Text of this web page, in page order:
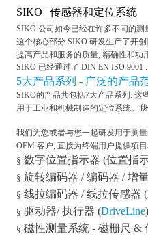
SIKO | 传感器和定位系统
SIKO 公司如今已经在许多不同的测
这个核心部分 SIKO 研发生产了开
提高产品和服务的质量, 精确性和功
SIKO 已经通过了 DIN EN ISO 9001
5大产品系列 - 广泛的产品
SIKO的产品共包括7大产品系列 : 这
用于工业和机械制造的定位系统。
我们为您或者与您一起研发用于测
OEM 客户, 直接为终端用户提供项
§ 数字位置指示器 (位置指
§ 旋转编码器 /编码器 /增
§ 线拉编码器 /线拉传感器 (
§ 驱动器/执行器 (DriveLine)
§ 磁性测量系统 - 磁栅尺 &